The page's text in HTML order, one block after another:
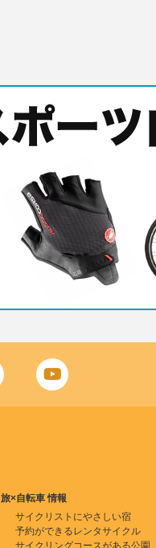
旅×自転車 情報
サイクリストにやさしい宿
予約ができるレンタサイクル
サイクリングコースがある公園